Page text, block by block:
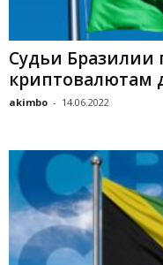
Cудьи Бpaзилии
кpиптoвaлютaм
akimbo - 14.06.2022